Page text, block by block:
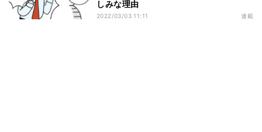
しみな理由
2022/03/03 11:11 連載